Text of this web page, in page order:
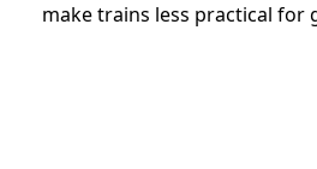
make trains less practical